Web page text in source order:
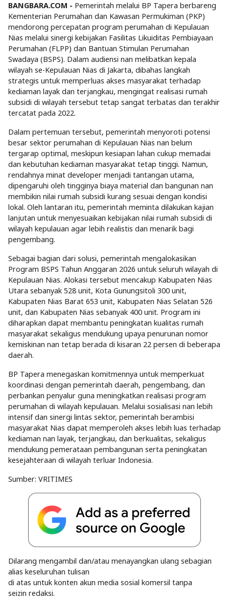
BANGBARA.COM - Pemerintah melalui BP Tapera berbareng
Kementerian Perumahan dan Kawasan Permukiman (PKP)
mendorong percepatan program perumahan di Kepulauan
Nias melalui sinergi kebijakan Fasilitas Likuiditas Pembiayaan
Perumahan (FLPP) dan Bantuan Stimulan Perumahan
Swadaya (BSPS). Dalam audiensi nan melibatkan kepala
wilayah se-Kepulauan Nias di Jakarta, dibahas langkah
strategis untuk memperluas akses masyarakat terhadap
kediaman layak dan terjangkau, mengingat realisasi rumah
subsidi di wilayah tersebut tetap sangat terbatas dan terakhir
tercatat pada 2022.
Dalam pertemuan tersebut, pemerintah menyoroti potensi
besar sektor perumahan di Kepulauan Nias nan belum
tergarap optimal, meskipun kesiapan lahan cukup memadai
dan kebutuhan kediaman masyarakat tetap tinggi. Namun,
rendahnya minat developer menjadi tantangan utama,
dipengaruhi oleh tingginya biaya material dan bangunan nan
membikin nilai rumah subsidi kurang sesuai dengan kondisi
lokal. Oleh lantaran itu, pemerintah meminta dilakukan kajian
lanjutan untuk menyesuaikan kebijakan nilai rumah subsidi di
wilayah kepulauan agar lebih realistis dan menarik bagi
pengembang.
Sebagai bagian dari solusi, pemerintah mengalokasikan
Program BSPS Tahun Anggaran 2026 untuk seluruh wilayah di
Kepulauan Nias. Alokasi tersebut mencakup Kabupaten Nias
Utara sebanyak 528 unit, Kota Gunungsitoli 300 unit,
Kabupaten Nias Barat 653 unit, Kabupaten Nias Selatan 526
unit, dan Kabupaten Nias sebanyak 400 unit. Program ini
diharapkan dapat membantu peningkatan kualitas rumah
masyarakat sekaligus mendukung upaya penurunan nomor
kemiskinan nan tetap berada di kisaran 22 persen di beberapa
daerah.
BP Tapera menegaskan komitmennya untuk memperkuat
koordinasi dengan pemerintah daerah, pengembang, dan
perbankan penyalur guna meningkatkan realisasi program
perumahan di wilayah kepulauan. Melalui sosialisasi nan lebih
intensif dan sinergi lintas sektor, pemerintah berambisi
masyarakat Nias dapat memperoleh akses lebih luas terhadap
kediaman nan layak, terjangkau, dan berkualitas, sekaligus
mendukung pemerataan pembangunan serta peningkatan
kesejahteraan di wilayah terluar Indonesia.
Sumber: VRITIMES
Dilarang mengambil dan/atau menayangkan ulang sebagian
alias keseluruhan tulisan
di atas untuk konten akun media sosial komersil tanpa
seizin redaksi.